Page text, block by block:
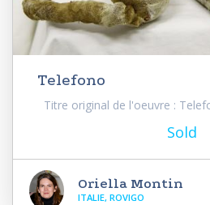
Telefono
Titre original de l'oeuvre :
Sold
Oriella Montin
ITALIE, ROVIGO